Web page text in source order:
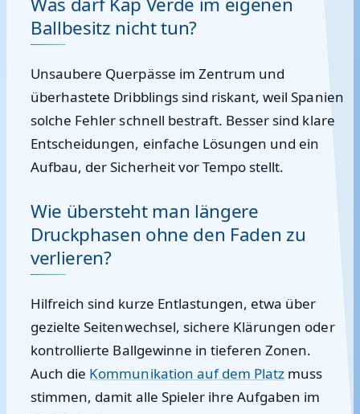
Ballbesitz nicht tun?
Unsaubere Querpässe im Zentrum und
überhastete Dribblings sind riskant, weil Spanien
solche Fehler schnell bestraft. Besser sind klare
Entscheidungen, einfache Lösungen und ein
Aufbau, der Sicherheit vor Tempo stellt.
Wie übersteht man längere
Druckphasen ohne den Faden zu
verlieren?
Hilfreich sind kurze Entlastungen, etwa über
gezielte Seitenwechsel, sichere Klärungen oder
kontrollierte Ballgewinne in tieferen Zonen.
Auch die Kommunikation auf dem Platz muss
stimmen, damit alle Spieler ihre Aufgaben im